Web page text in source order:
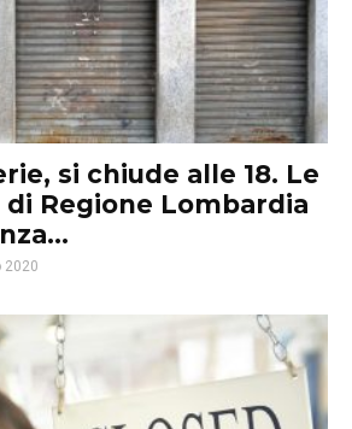
si chiude alle 18. Le
Regione Lombardia
2020